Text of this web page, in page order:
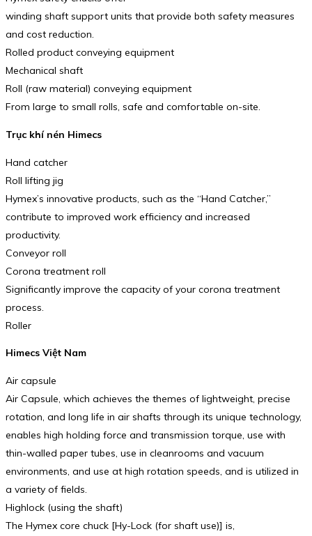
winding shaft support units that provide both safety measures
and cost reduction.
Rolled product conveying equipment
Mechanical shaft
Roll (raw material) conveying equipment
From large to small rolls, safe and comfortable on-site.
Trục khí nén Himecs
Hand catcher
Roll lifting jig
Hymex’s innovative products, such as the “Hand Catcher,”
contribute to improved work efficiency and increased
productivity.
Conveyor roll
Corona treatment roll
Significantly improve the capacity of your corona treatment
process.
Roller
Himecs Việt Nam
Air capsule
Air Capsule, which achieves the themes of lightweight, precise
rotation, and long life in air shafts through its unique technology,
enables high holding force and transmission torque, use with
thin-walled paper tubes, use in cleanrooms and vacuum
environments, and use at high rotation speeds, and is utilized in
a variety of fields.
Highlock (using the shaft)
The Hymex core chuck [Hy-Lock (for shaft use)] is,